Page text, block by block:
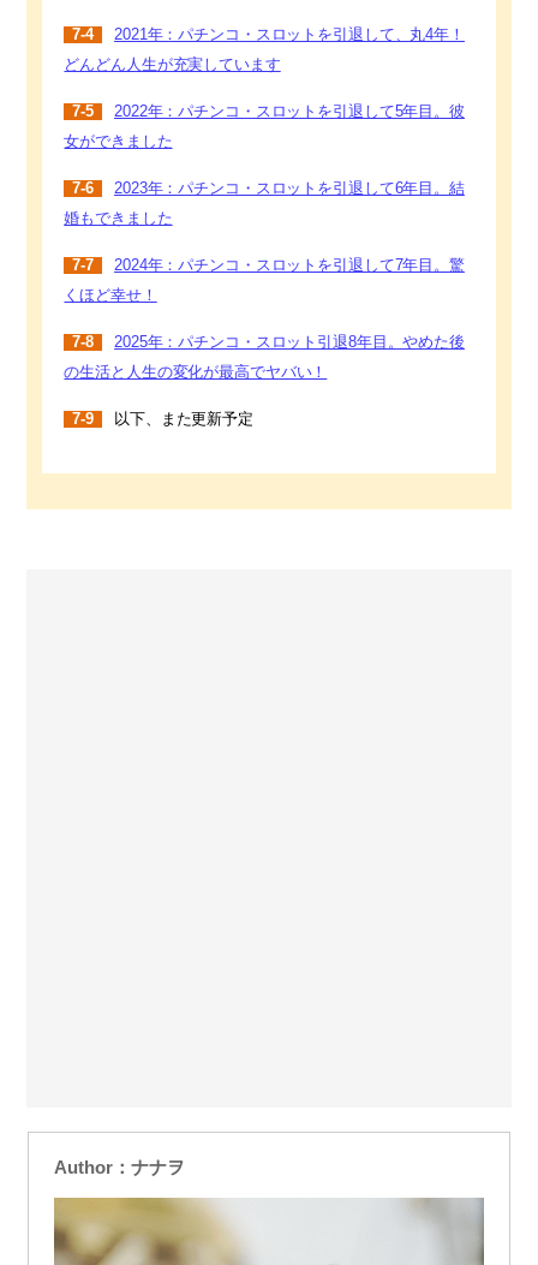
7-4
2021年：パチンコ・スロットを引退して、丸4年！
どんどん人生が充実しています
7-5
2022年：パチンコ・スロットを引退して5年目。彼
女ができました
7-6
2023年：パチンコ・スロットを引退して6年目。結
婚もできました
7-7
2024年：パチンコ・スロットを引退して7年目。驚
くほど幸せ！
7-8
2025年：パチンコ・スロット引退8年目。やめた後
の生活と人生の変化が最高でヤバい！
7-9 以下、また更新予定
Author：ナナヲ